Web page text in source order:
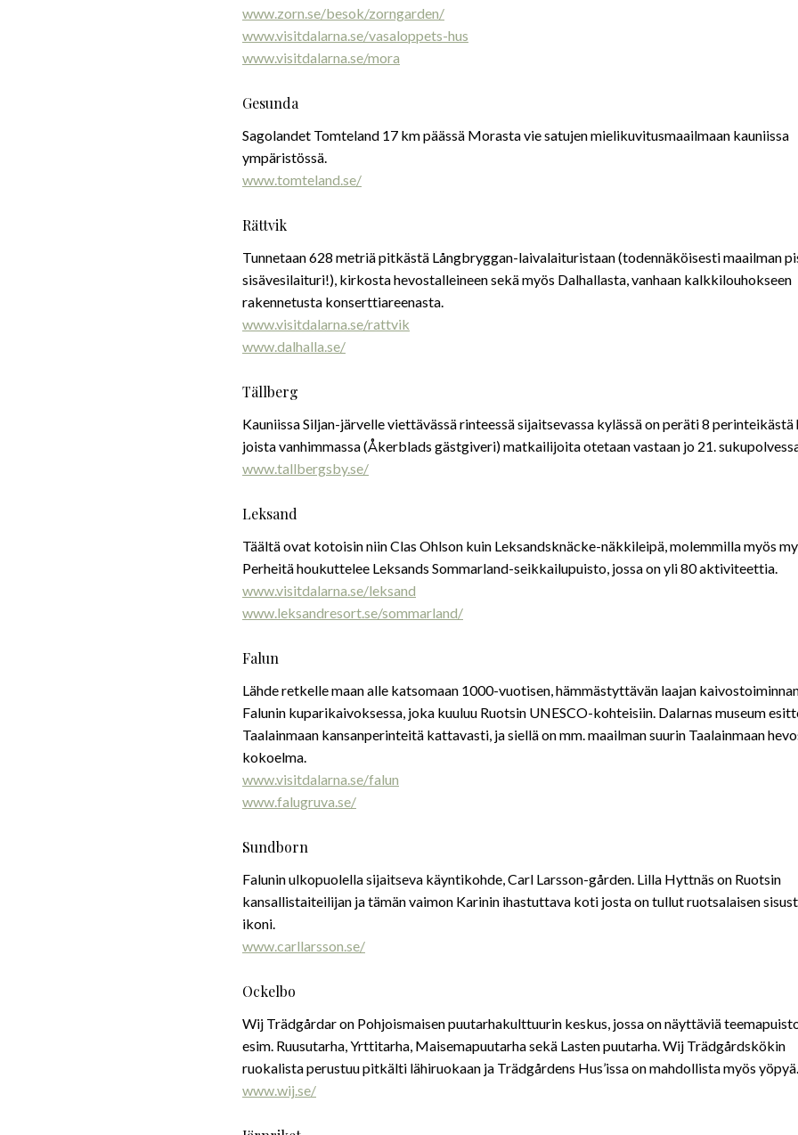
www.zorn.se/besok/zorngarden/
www.visitdalarna.se/vasaloppets-hus
www.visitdalarna.se/mora
Gesunda
Sagolandet Tomteland 17 km päässä Morasta vie satujen mielikuvitusmaailmaan kauniissa
ympäristössä.
www.tomteland.se/
Rättvik
Tunnetaan 628 metriä pitkästä Långbryggan-laivalaituristaan (todennäköisesti maailman
sisävesilaituri!), kirkosta hevostalleineen sekä myös Dalhallasta, vanhaan kalkkilouhokseen
rakennetusta konserttiareenasta.
www.visitdalarna.se/rattvik
www.dalhalla.se/
Tällberg
Kauniissa Siljan-järvelle viettävässä rinteessä sijaitsevassa kylässä on peräti 8 perinteikästä
joista vanhimmassa (Åkerblads gästgiveri) matkailijoita otetaan vastaan jo 21.
www.tallbergsby.se/
Leksand
Täältä ovat kotoisin niin Clas Ohlson kuin Leksandsknäcke-näkkileipä, molemmilla myös
Perheitä houkuttelee Leksands Sommarland-seikkailupuisto, jossa on yli 80 aktiviteettia.
www.visitdalarna.se/leksand
www.leksandresort.se/sommarland/
Falun
Lähde retkelle maan alle katsomaan 1000-vuotisen, hämmästyttävän laajan
Falunin kuparikaivoksessa, joka kuuluu Ruotsin UNESCO-kohteisiin. Dalarnas museum
Taalainmaan kansanperinteitä kattavasti, ja siellä on mm. maailman suurin Taalainmaan
kokoelma.
www.visitdalarna.se/falun
www.falugruva.se/
Sundborn
Falunin ulkopuolella sijaitseva käyntikohde, Carl Larsson-gården. Lilla Hyttnäs on Ruotsin
kansallistaiteilijan ja tämän vaimon Karinin ihastuttava koti josta on tullut ruotsalaisen
ikoni.
www.carllarsson.se/
Ockelbo
Wij Trädgårdar on Pohjoismaisen puutarhakulttuurin keskus, jossa on näyttäviä
esim. Ruusutarha, Yrttitarha, Maisemapuutarha sekä Lasten puutarha. Wij Trädgårdskökin
ruokalista perustuu pitkälti lähiruokaan ja Trädgårdens Hus’issa on mahdollista myös yöpyä.
www.wij.se/